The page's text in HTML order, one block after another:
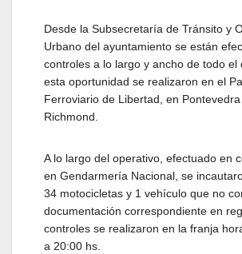
Desde la Subsecretaría de Tránsito y
Urbano del ayuntamiento se están
controles a lo largo y ancho de todo el
esta oportunidad se realizaron en el
Ferroviario de Libertad, en
Richmond.
A lo largo del operativo, efectuado en
en Gendarmería Nacional, se
34 motocicletas y 1 vehículo que no
documentación correspondiente en
controles se realizaron en la franja
a 20:00 hs.